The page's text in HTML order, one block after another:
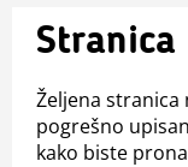
Željena
pogrešno
kako biste